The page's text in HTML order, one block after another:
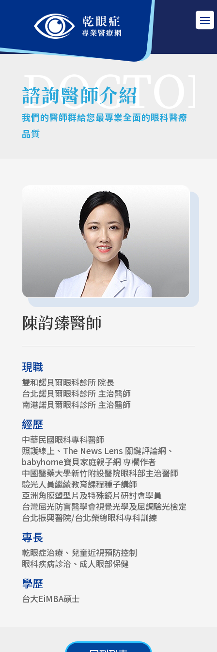
諮詢醫師介紹
我們的醫師群給您最專業全面的眼科醫療
品質
陳韵臻醫師
現職
雙和諾貝爾眼科診所 院長
台北諾貝爾眼科診所 主治醫師
南港諾貝爾眼科診所 主治醫師
經歷
中華民國眼科專科醫師
照護線上、The News Lens 關鍵評論網、
babyhome寶貝家庭親子網 專欄作者
中國醫藥大學新竹附設醫院眼科部主治醫師
驗光人員繼續教育課程種子講師
亞洲角膜塑型片及特殊鏡片研討會學員
台灣屈光防盲醫學會視覺光學及屈調驗光檢定
台北振興醫院/台北榮總眼科專科訓練
專長
乾眼症治療、兒童近視預防控制
眼科疾病診治、成人眼部保健
學歷
台大EiMBA碩士